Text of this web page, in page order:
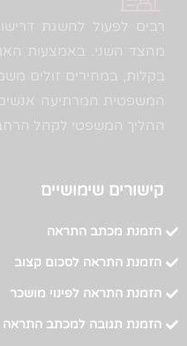
רבים לפעול להשגת
מהצד השני. באמצעות
בקלות, במחירים זולים
המשפטית המרתיעה
ההליך המשפטי לקהל
קישורים שימושיים
הזמנת מכתב התראה
הזמנת התראה לסכום קצוב
הזמנת התראה לפינוי מושכר
הזמנת תגובה למכתב התראה